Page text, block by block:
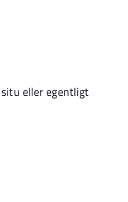
eller egentligt